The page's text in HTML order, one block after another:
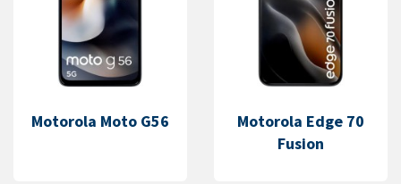
Motorola Moto G56
Motorola Edge 70
Fusion